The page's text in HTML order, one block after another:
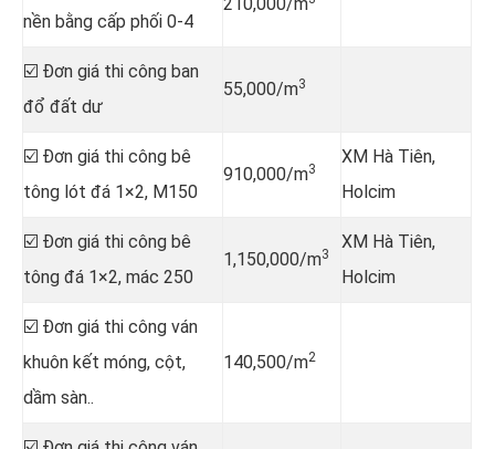
nền bằng cấp phối 0-4
☑️ Đơn giá thi công ban
đổ đất dư
55,000/m3
☑️ Đơn giá thi công bê
tông lót đá 1×2, M150
910,000/m3
XM Hà Tiên,
Holcim
☑️ Đơn giá thi công bê
tông đá 1×2, mác 250
1,150,000/m3
XM Hà Tiên,
Holcim
☑️ Đơn giá thi công ván
khuôn kết móng, cột,
dầm sàn..
140,500/m2